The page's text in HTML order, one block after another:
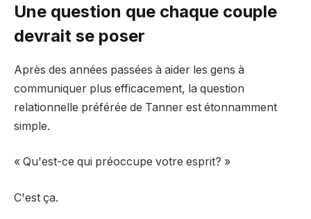
Une question que chaque couple
devrait se poser
Après des années passées à aider les gens à
communiquer plus efficacement, la question
relationnelle préférée de Tanner est étonnamment
simple.
« Qu'est-ce qui préoccupe votre esprit? »
C'est ça.